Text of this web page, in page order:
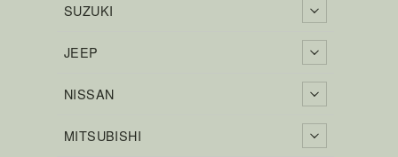
SUZUKI
JEEP
NISSAN
MITSUBISHI